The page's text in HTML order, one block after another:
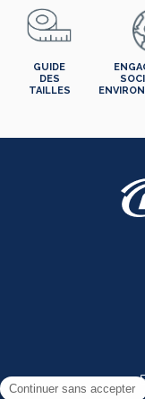
GUIDE
DES
TAILLES